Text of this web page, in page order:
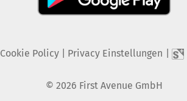
Cookie Policy| Privacy Einstellungen
© 2026 First Avenue GmbH